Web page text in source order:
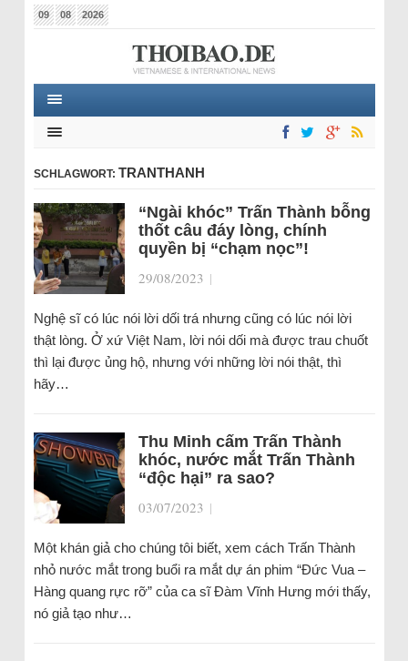
09 08 2026
SCHLAGWORT: TRANTHANH
“Ngài khóc” Trấn Thành bỗng
thốt câu đáy lòng, chính
quyền bị “chạm nọc”!
29/08/2023 |
Nghệ sĩ có lúc nói lời dối trá nhưng cũng có lúc nói lời
thật lòng. Ở xứ Việt Nam, lời nói dối mà được trau chuốt
thì lại được ủng hộ, nhưng với những lời nói thật, thì
hãy…
Thu Minh cấm Trấn Thành
khóc, nước mắt Trấn Thành
“độc hại” ra sao?
03/07/2023 |
Một khán giả cho chúng tôi biết, xem cách Trấn Thành
nhỏ nước mắt trong buổi ra mắt dự án phim “Đức Vua –
Hàng quang rực rỡ” của ca sĩ Đàm Vĩnh Hưng mới thấy,
nó giả tạo như…